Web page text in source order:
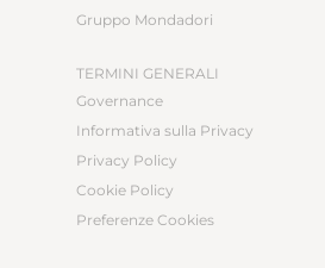
Gruppo Mondadori
TERMINI GENERALI
Governance
Informativa sulla Privacy
Privacy Policy
Cookie Policy
Preferenze Cookies